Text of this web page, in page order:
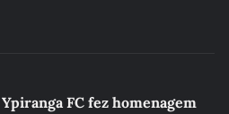
FC fez homenagem